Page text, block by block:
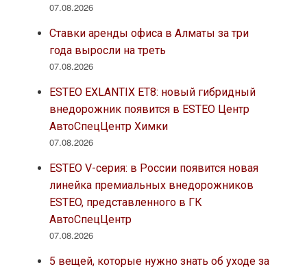
07.08.2026
Ставки аренды офиса в Алматы за три
года выросли на треть
07.08.2026
ESTEO EXLANTIX ET8: новый гибридный
внедорожник появится в ESTEO Центр
АвтоСпецЦентр Химки
07.08.2026
ESTEO V-серия: в России появится новая
линейка премиальных внедорожников
ESTEO, представленного в ГК
АвтоСпецЦентр
07.08.2026
5 вещей, которые нужно знать об уходе за